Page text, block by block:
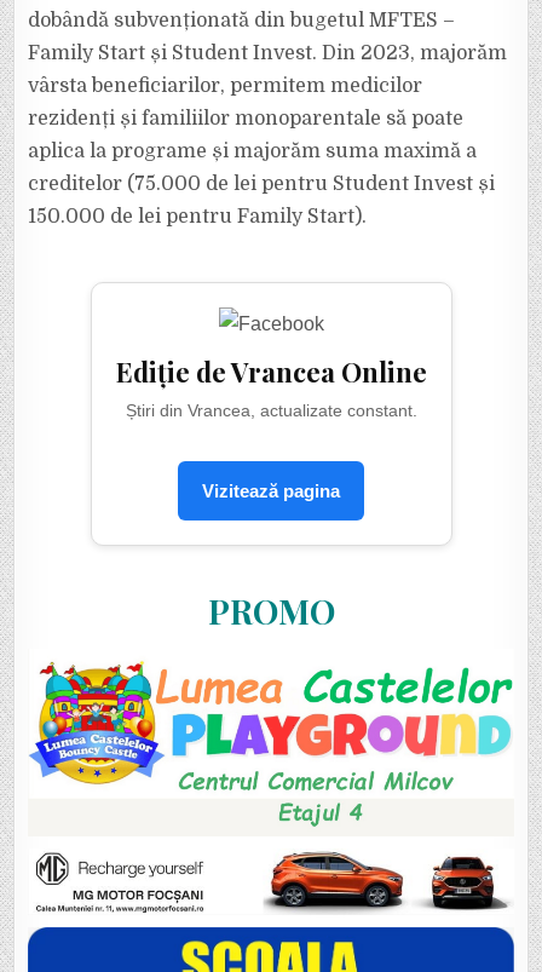
dobândă subvenționată din bugetul MFTES –
Family Start și Student Invest. Din 2023, majorăm
vârsta beneficiarilor, permitem medicilor
rezidenți și familiilor monoparentale să poate
aplica la programe și majorăm suma maximă a
creditelor (75.000 de lei pentru Student Invest și
150.000 de lei pentru Family Start).
Ediție de Vrancea Online
Știri din Vrancea, actualizate constant.
Vizitează pagina
PROMO